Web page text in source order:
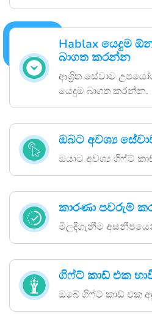
Hablax යෙදුම
බාගත කරන්න
ආශ්‍රිත සේවාව
යෙදුම බාගත කරන්න.
ඔබට අවශ්‍ය
ඔයාට අවශ්‍ය ගිෆ්ට්
කාරණා පවරුම්
මිලදීගැනීම
ගිෆ්ට් කාඩ් එක
ඔබේ ගිෆ්ට් කාඩ් එක